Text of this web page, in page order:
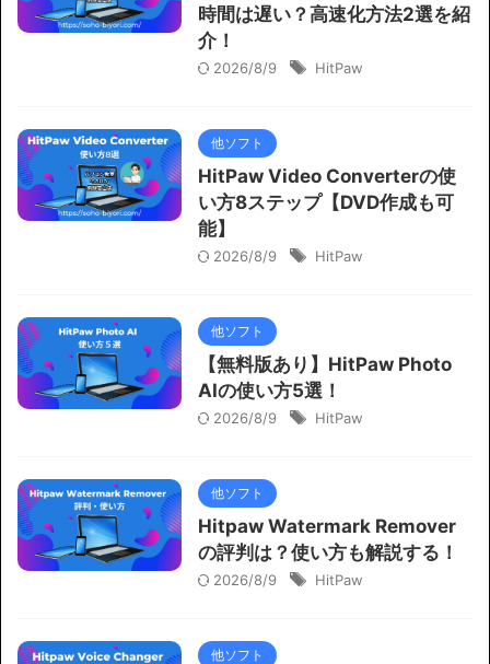
時間は遅い？高速化方法2選を紹
介！
2026/8/9 HitPaw
他ソフト
HitPaw Video Converterの使
い方8ステップ【DVD作成も可
能】
2026/8/9 HitPaw
他ソフト
【無料版あり】HitPaw Photo
AIの使い方5選！
2026/8/9 HitPaw
他ソフト
Hitpaw Watermark Remover
の評判は？使い方も解説する！
2026/8/9 HitPaw
他ソフト